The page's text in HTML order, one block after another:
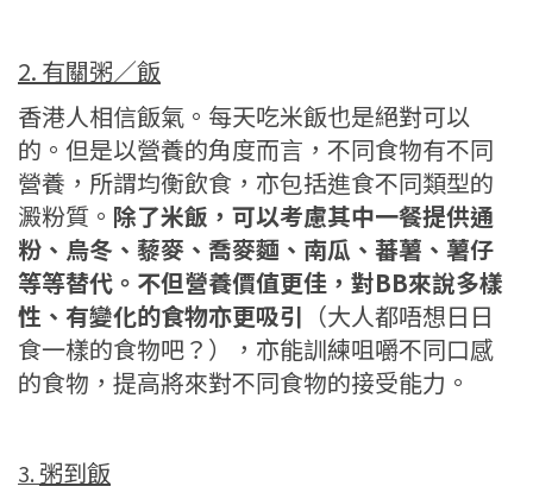
2. 有關粥／飯
香港人相信飯氣。每天吃米飯也是絕對可以
的。但是以營養的角度而言，不同食物有不同
營養，所謂均衡飲食，亦包括進食不同類型的
澱粉質。 除了米飯，可以考慮其中一餐提供通
粉、烏冬、藜麥、喬麥麵、南瓜、蕃薯、薯仔
等等替代。不但營養價值更佳，對BB來說多樣
性、有變化的食物亦更吸引 （大人都唔想日日
食一樣的食物吧？），亦能訓練咀嚼不同口感
的食物，提高將來對不同食物的接受能力。
3. 粥到飯